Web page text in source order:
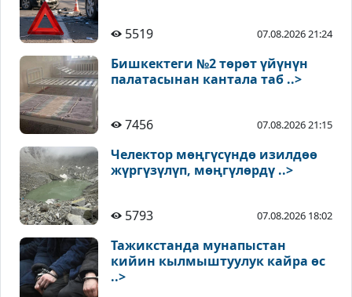
5519 07.08.2026 21:24
Бишкектеги №2 төрөт үйүнүн
палатасынан кантала таб ..>
7456 07.08.2026 21:15
Челектор мөңгүсүндө изилдөө
жүргүзүлүп, мөңгүлөрдү ..>
5793 07.08.2026 18:02
Тажикстанда мунапыстан
кийин кылмыштуулук кайра өс
..>